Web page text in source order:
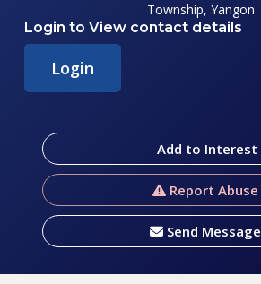
Township, Yangon
Login to View contact details
Login
Add to Interest
Report Abuse
Send Message